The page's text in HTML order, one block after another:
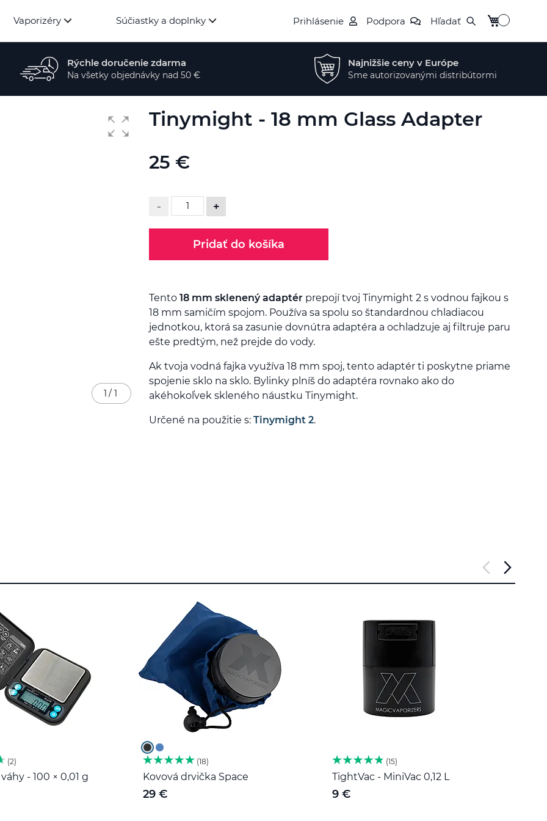
Vaporizéry Súčiastky a doplnky Prihlásenie Podpora Hľadať Môj košík
Rýchle doručenie zdarma
Na všetky objednávky nad 50 €
Najnižšie ceny v Európe
Sme autorizovanými distribútormi
Tinymight - 18 mm Glass Adapter
25 €
- +
Pridať do košíka
Tento 18 mm sklenený adaptér prepojí tvoj Tinymight 2 s vodnou fajkou s
18 mm samičím spojom. Používa sa spolu so štandardnou chladiacou
jednotkou, ktorá sa zasunie dovnútra adaptéra a ochladzuje aj filtruje paru
ešte predtým, než prejde do vody.
Ak tvoja vodná fajka využíva 18 mm spoj, tento adaptér ti poskytne priame
spojenie sklo na sklo. Bylinky plníš do adaptéra rovnako ako do
akéhokoľvek skleného náustku Tinymight.
Určené na použitie s: Tinymight 2.
1 / 1
2
- 100 × 0,01 g
18
Kovová drvička Space
29 €
15
TightVac - MiniVac 0,12 L
9 €